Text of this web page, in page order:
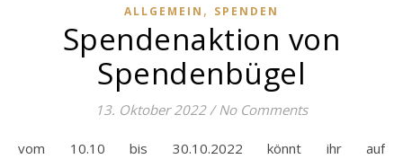
ALLGEMEIN , SPENDEN
Spendenaktion von
Spendenbügel
13. Oktober 2022 / No Comments
vom 10.10 bis 30.10.2022 könnt ihr auf